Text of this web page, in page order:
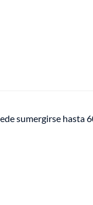
sumergirse hasta